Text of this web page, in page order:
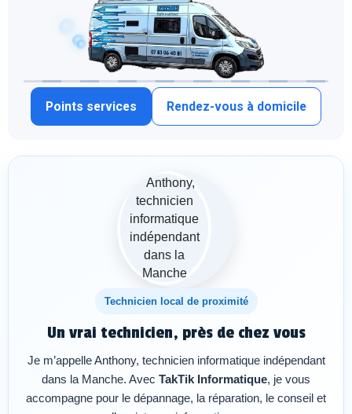
Points services Rendez-vous à domicile
Technicien local de proximité
Un vrai technicien, près de chez vous
Je m’appelle Anthony, technicien informatique indépendant
dans la Manche. Avec TakTik Informatique, je vous
accompagne pour le dépannage, la réparation, le conseil et